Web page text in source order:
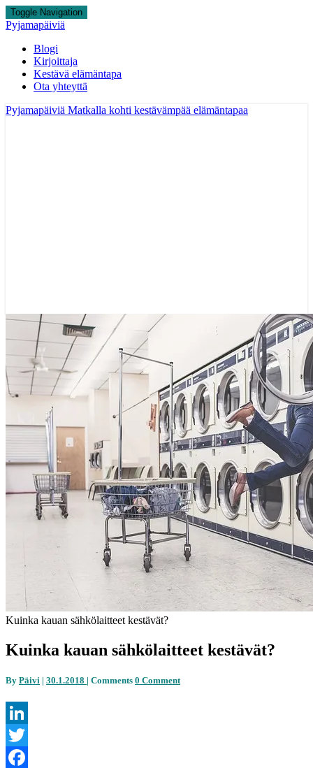
Toggle Navigation
Pyjamapäiviä
Blogi
Kirjoittaja
Kestävä elämäntapa
Ota yhteyttä
Pyjamapäiviä Matkalla kohti kestävämpää elämäntapaa
Kuinka kauan sähkölaitteet kestävät?
Kuinka kauan sähkölaitteet kestävät?
By Päivi | 30.1.2018 | Comments 0 Comment
LinkedIn
Twitter